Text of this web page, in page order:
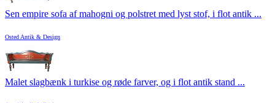
Sen empire sofa af mahogni og polstret med lyst stof, i flot antik ...
Osted Antik & Design
Malet slagbænk i turkise og røde farver, og i flot antik stand ...